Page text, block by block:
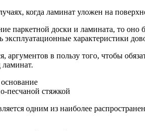
когда ламинат уложен на
паркетной доски и ламината, то оно
эксплуатационные характеристики
аргументов в пользу того, чтобы
песчаной стяжкой
одним из наиболее